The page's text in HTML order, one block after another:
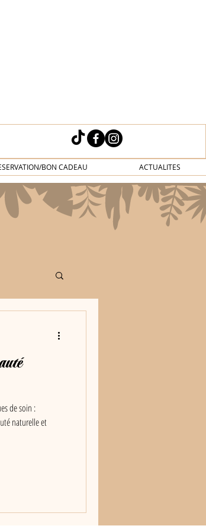
BON CADEAU ACTUALITES
de soin :
naturelle et